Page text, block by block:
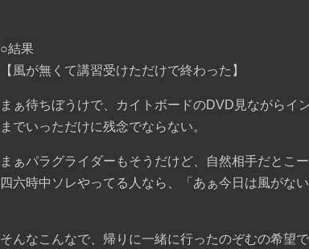
○結果
【風が無くて講習受けただけで終わった】
まぁ待ちぼうけで、カイトボードのDVD見ながらイ
までいっただけに残念でならない。
まぁパラグライダーもそうだけど、自然相手だとこ
四六時中ソレやってる人なら、「あぁ今日は風がな
そんなこんなで、帰りに一緒に行ったのぞむの希望